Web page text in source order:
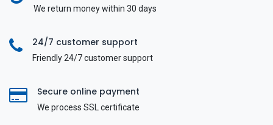
We return money within 30 days
24/7 customer support
Friendly 24/7 customer support
Secure online payment
We process SSL сertificate